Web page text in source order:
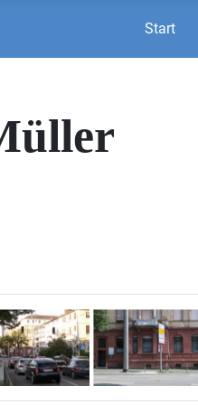
Start